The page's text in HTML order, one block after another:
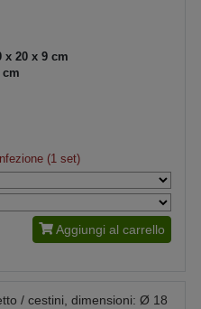
x 20 x 9 cm
cm
(1 set)
Aggiungi al carrello
/ cestini, dimensioni: Ø 18